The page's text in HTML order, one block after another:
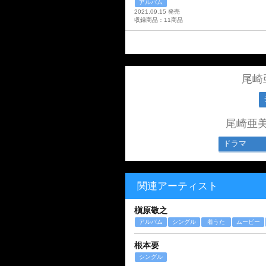
アルバム
2021.09.15 発売
収録商品：11商品
尾崎
尾崎亜
ドラマ
関連アーティスト
槇原敬之
アルバム シングル 着うた ムービー
根本要
シングル